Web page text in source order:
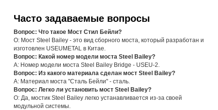
Часто задаваемые вопросы
Вопрос: Что такое Мост Стил Бейли?
О: Мост Steel Bailey - это вид сборного моста, который разработан и
изготовлен USEUMETAL в Китае.
Вопрос: Какой номер модели моста Steel Bailey?
A: Номер модели моста Steel Bailey Bridge - USEU-2.
Вопрос: Из какого материала сделан мост Steel Bailey?
А: Материал моста "Сталь Бейли" - сталь.
Вопрос: Легко ли установить мост Steel Bailey?
О: Да, мостик Steel Bailey легко устанавливается из-за своей
модульной системы.